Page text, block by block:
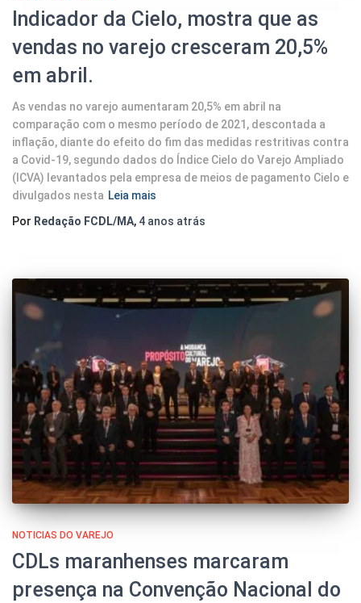
Indicador da Cielo, mostra que as
vendas no varejo cresceram 20,5%
em abril.
As vendas no varejo aumentaram 20,5% em abril na
comparação com o mesmo período de 2021, descontada a
inflação, diante do efeito do fim das medidas restritivas contra
a Covid-19, segundo dados do Índice Cielo do Varejo Ampliado
(ICVA) levantados pela empresa de meios de pagamento Cielo e
divulgados nesta Leia mais
Por Redação FCDL/MA, 4 anos atrás
NOTICIAS DO VAREJO
CDLs maranhenses marcaram
presença na Convenção Nacional do